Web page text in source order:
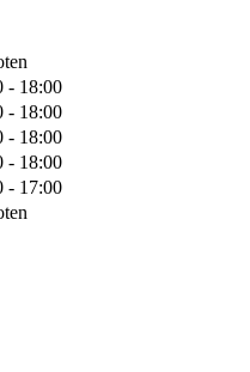
- 18:00
- 18:00
- 18:00
- 18:00
- 17:00